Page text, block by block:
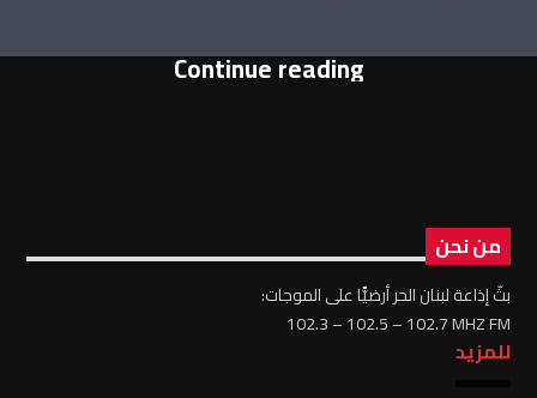
Continue reading
من نحن
بثّ إذاعة لبنان الحر أرضيًّا على الموجات:
102.3 – 102.5 – 102.7 MHZ FM
للمزيد